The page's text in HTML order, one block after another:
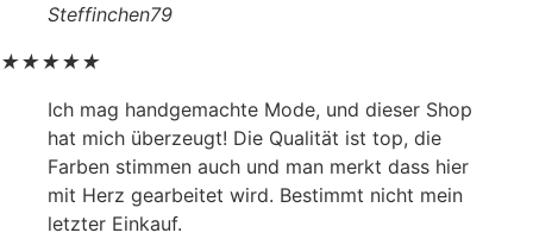
Steffinchen79
★★★★★
Ich mag handgemachte Mode, und dieser Shop
hat mich überzeugt! Die Qualität ist top, die
Farben stimmen auch und man merkt dass hier
mit Herz gearbeitet wird. Bestimmt nicht mein
letzter Einkauf.